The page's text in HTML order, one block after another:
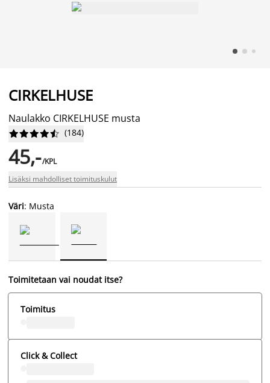
CIRKELHUSE
Naulakko CIRKELHUSE musta





 (184)
45,-/KPL
Lisäksi mahdolliset toimituskulut
Väri: Musta
Toimitetaan vai noudat itse?
Toimitus
Click & Collect